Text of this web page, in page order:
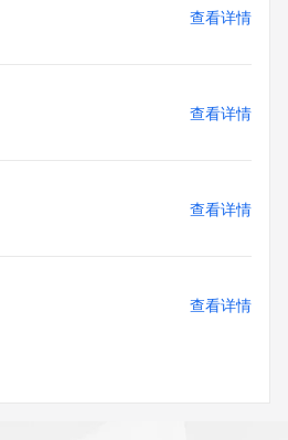
查看详情
查看详情
查看详情
查看详情